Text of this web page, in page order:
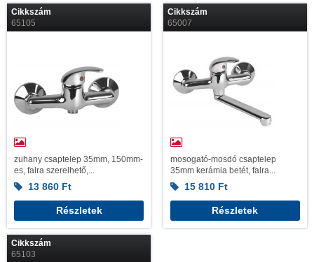
Cikkszám
65105
zuhany csaptelep 35mm, 150mm-
es, falra szerelhető,...
13 860 Ft
Részletek
Cikkszám
65007
mosogató-mosdó csaptelep
35mm kerámia betét, falra...
15 810 Ft
Részletek
Cikkszám
65103